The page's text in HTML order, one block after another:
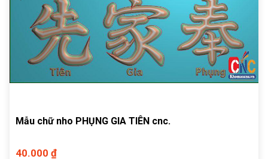
Mẫu chữ nho PHỤNG GIA TIÊN cnc.
40.000 ₫